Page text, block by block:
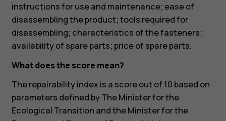
instructions for use and maintenance; ease of
disassembling the product; tools required for
disassembling; characteristics of the fasteners;
availability of spare parts; price of spare parts.
What does the score mean?
The repairability index is a score out of 10 based on
parameters defined by The Minister for the
Ecological Transition and the Minister for the